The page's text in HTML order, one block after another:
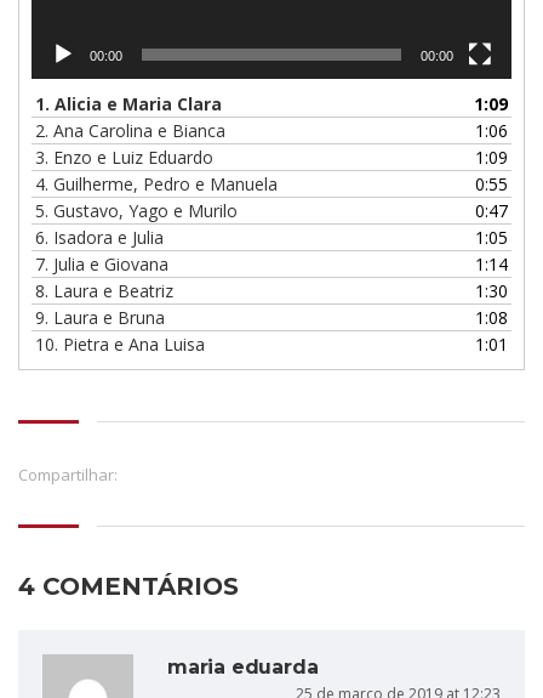
00:00 00:00
1. Alicia e Maria Clara
1:09
2. Ana Carolina e Bianca
1:06
3. Enzo e Luiz Eduardo
1:09
4. Guilherme, Pedro e Manuela
0:55
5. Gustavo, Yago e Murilo
0:47
6. Isadora e Julia
1:05
7. Julia e Giovana
1:14
8. Laura e Beatriz
1:30
9. Laura e Bruna
1:08
10. Pietra e Ana Luisa
1:01
Compartilhar:
4 COMENTÁRIOS
maria eduarda
25 de março de 2019 at 12:23